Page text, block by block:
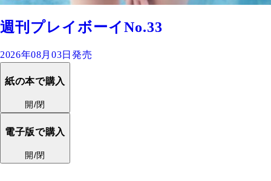
週刊プレイボーイNo.33
2026年08月03日発売
紙の本で購入
開/閉
電子版で購入
開/閉